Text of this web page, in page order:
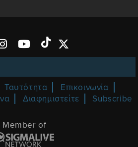
Ταυτότητα
Επικοινωνία
Διαφημιστείτε Subscribe
Member of